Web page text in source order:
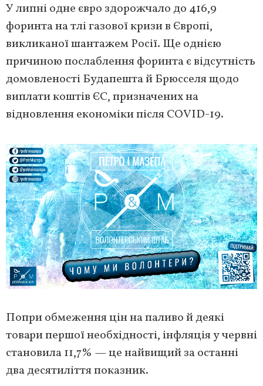
У липні одне євро здорожчало до 416,9
форинта на тлі газової кризи в Європі,
викликаної шантажем Росії. Ще однією
причиною послаблення форинта є відсутність
домовленості Будапешта й Брюсселя щодо
виплати коштів ЄС, призначених на
відновлення економіки після COVID-19.
Попри обмеження цін на паливо й деякі
товари першої необхідності, інфляція у червні
становила 11,7% — це найвищий за останні
два десятиліття показник.